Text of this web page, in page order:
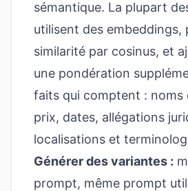
sémantique. La plupart
utilisent des embeddings,
similarité par cosinus, et
une pondération
faits qui comptent : noms
prix, dates, allégations
localisations et
Générer des variantes :
prompt, même prompt